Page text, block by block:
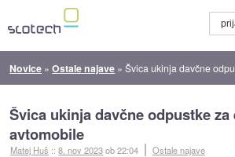
Novice »Ostale najave »Švica ukinja davčne
Švica ukinja davčne odpustke
avtomobile
Matej Huš ::8. nov 2023ob 22:04 Ostale najave